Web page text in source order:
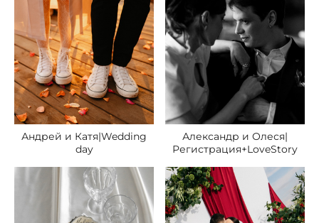
Андрей и Катя|Wedding
day
Александр и Олеся|
Регистрация+LoveStory